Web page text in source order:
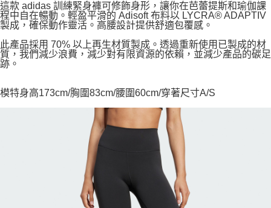
這款 adidas 訓練緊身褲可修飾身形，讓你在芭蕾提斯和瑜伽課
程中自在暢動。輕盈平滑的 Adisoft 布料以 LYCRA® ADAPTIV
製成，確保動作靈活。高腰設計提供舒適包覆感。
此產品採用 70% 以上再生材質製成。透過重新使用已製成的材
質，我們減少浪費，減少對有限資源的依賴，並減少產品的碳足
跡。
模特身高173cm/胸圍83cm/腰圍60cm/穿著尺寸A/S